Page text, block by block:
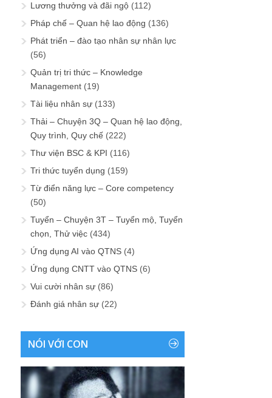
Lương thưởng và đãi ngộ (112)
Pháp chế – Quan hệ lao động (136)
Phát triển – đào tạo nhân sự nhân lực
(56)
Quản trị tri thức – Knowledge
Management (19)
Tài liệu nhân sự (133)
Thải – Chuyện 3Q – Quan hệ lao động,
Quy trình, Quy chế (222)
Thư viện BSC & KPI (116)
Tri thức tuyển dụng (159)
Từ điển năng lực – Core competency
(50)
Tuyển – Chuyện 3T – Tuyển mộ, Tuyển
chọn, Thử việc (434)
Ứng dụng AI vào QTNS (4)
Ứng dụng CNTT vào QTNS (6)
Vui cười nhân sự (86)
Đánh giá nhân sự (22)
NÓI VỚI CON